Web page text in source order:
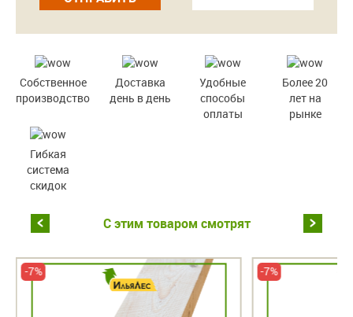
Собственное
производство
Доставка
день в день
Удобные
способы
оплаты
Более 20
лет на
рынке
Гибкая
система
скидок
С этим товаром смотрят
-7% -7%